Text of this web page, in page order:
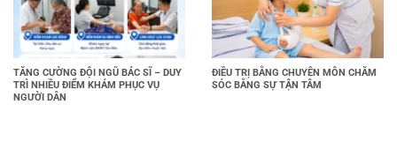
TĂNG CƯỜNG ĐỘI NGŨ BÁC SĨ – DUY
TRÌ NHIỀU ĐIỂM KHÁM PHỤC VỤ
NGƯỜI DÂN
ĐIỀU TRỊ BẰNG CHUYÊN MÔN CHĂM
SÓC BẰNG SỰ TẬN TÂM